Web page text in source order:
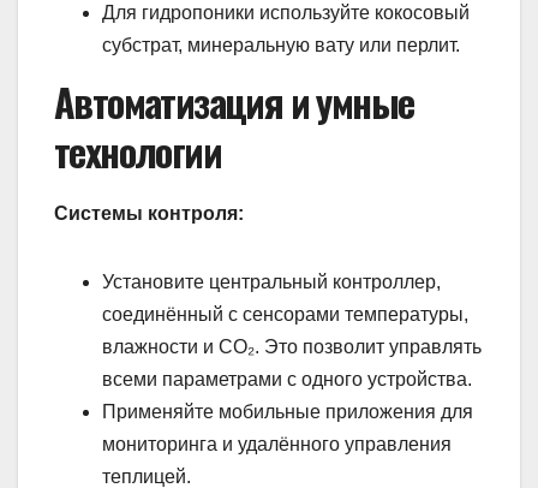
Для гидропоники используйте кокосовый
субстрат, минеральную вату или перлит.
Автоматизация и умные
технологии
Системы контроля:
Установите центральный контроллер,
соединённый с сенсорами температуры,
влажности и CO₂. Это позволит управлять
всеми параметрами с одного устройства.
Применяйте мобильные приложения для
мониторинга и удалённого управления
теплицей.